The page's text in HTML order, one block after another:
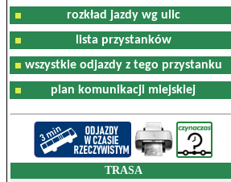
rozkład jazdy wg ulic
lista przystanków
wszystkie odjazdy z tego przystanku
plan komunikacji miejskiej
TRASA